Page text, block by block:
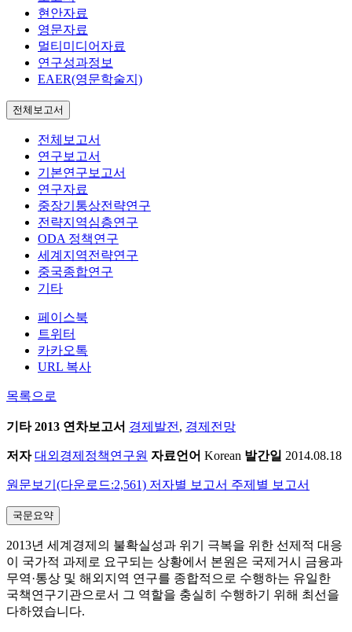
현안자료
영문자료
멀티미디어자료
연구성과정보
EAER(영문학술지)
전체보고서
전체보고서
연구보고서
기본연구보고서
연구자료
중장기통상전략연구
전략지역심층연구
ODA 정책연구
세계지역전략연구
중국종합연구
기타
페이스북
트위터
카카오톡
URL 복사
목록으로
기타2013 연차보고서 경제발전 , 경제전망
저자 대외경제정책연구원 자료언어 Korean 발간일 2014.08.18
원문보기(다운로드:2,561) 저자별 보고서 주제별 보고서
국문요약
2013년 세계경제의 불확실성과 위기 극복을 위한 선제적 대응
이 국가적 과제로 요구되는 상황에서 본원은 국제거시 금융과
무역·통상 및 해외지역 연구를 종합적으로 수행하는 유일한
국책연구기관으로서 그 역할을 충실히 수행하기 위해 최선을
다하였습니다.